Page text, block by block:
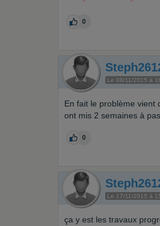
0
Le 08/11/2015 à
En fait le problème vient
ont mis 2 semaines à
0
Le 17/11/2015 à
ça y est les travaux